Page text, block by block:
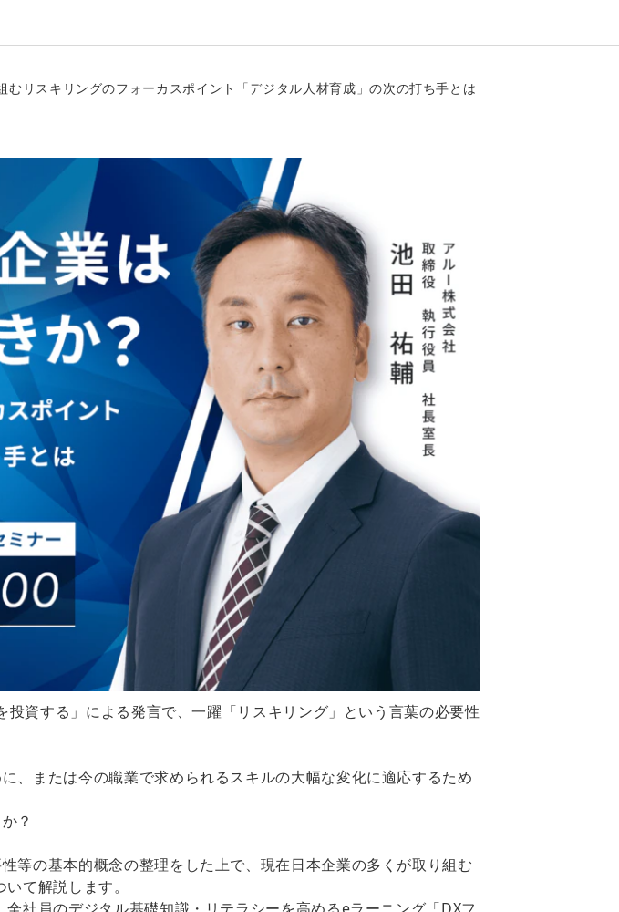
リスキリングのフォーカスポイント「デジタル人材育成」の次の打ち手とは
資する」による発言で、一躍「リスキリング」という言葉の必要性
、または今の職業で求められるスキルの大幅な変化に適応するため
？
等の基本的概念の整理をした上で、現在日本企業の多くが取り組む
て解説します。